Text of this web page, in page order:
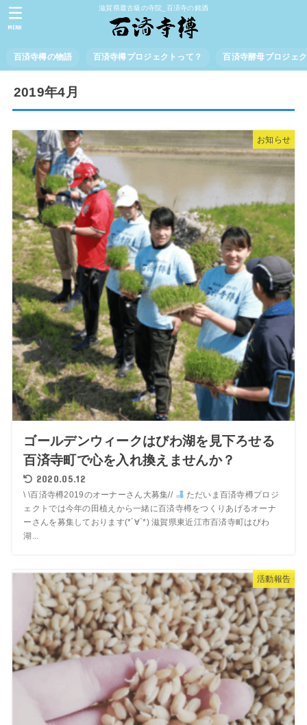
滋賀県最古級の寺院_百済寺の銘酒
百済寺樽の物語 百済寺樽プロジェクトって？ 百済寺酵母プロジェ
MENU
2019年4月
お知らせ
ゴールデンウィークはびわ湖を見下ろせる
百済寺町で心を入れ換えませんか？
2020.05.12
\ \百済寺樽2019のオーナーさん大募集//
ただいま百済寺樽プロジ
ェクトでは今年の田植えから一緒に百済寺樽をつくりあげるオーナ
ーさんを募集しております(*´∀`*) 滋賀県東近江市百済寺町はびわ
湖...
活動報告